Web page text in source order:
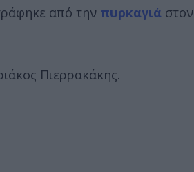
από την πυρκαγιά στον
Πιερρακάκης.